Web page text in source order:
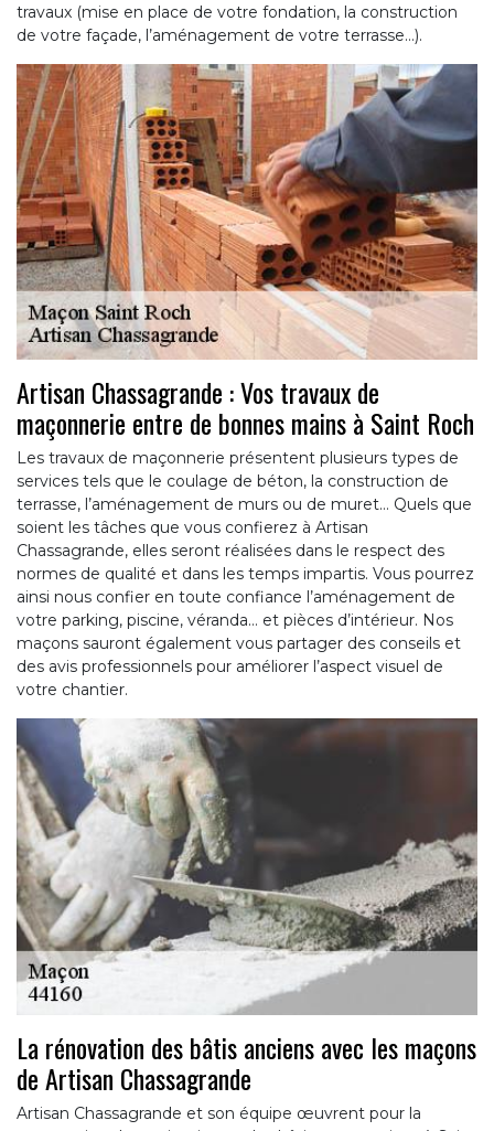
travaux (mise en place de votre fondation, la construction
de votre façade, l’aménagement de votre terrasse…).
Artisan Chassagrande : Vos travaux de
maçonnerie entre de bonnes mains à Saint Roch
Les travaux de maçonnerie présentent plusieurs types de
services tels que le coulage de béton, la construction de
terrasse, l’aménagement de murs ou de muret… Quels que
soient les tâches que vous confierez à Artisan
Chassagrande, elles seront réalisées dans le respect des
normes de qualité et dans les temps impartis. Vous pourrez
ainsi nous confier en toute confiance l’aménagement de
votre parking, piscine, véranda… et pièces d’intérieur. Nos
maçons sauront également vous partager des conseils et
des avis professionnels pour améliorer l’aspect visuel de
votre chantier.
La rénovation des bâtis anciens avec les maçons
de Artisan Chassagrande
Artisan Chassagrande et son équipe œuvrent pour la